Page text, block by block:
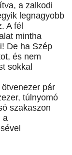
a zalkodi
legnagyobb
A fél
mintha
De ha Szép
és nem
sokkal
pár
túlnyomó
szakaszon
a